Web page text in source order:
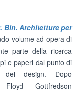
Bin. Architetture per
volume ad opera di
parte della ricerca
e paperi dal punto di
del design. Dopo
Gottfredson